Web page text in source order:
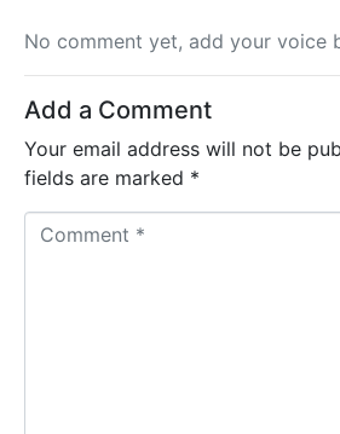
No comment yet, add your voice
Add a Comment
Your email address will not be
fields are marked *